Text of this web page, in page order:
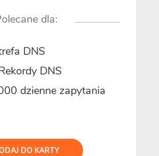
dla:
DNS
DNS
dzienne zapytania
DO KARTY